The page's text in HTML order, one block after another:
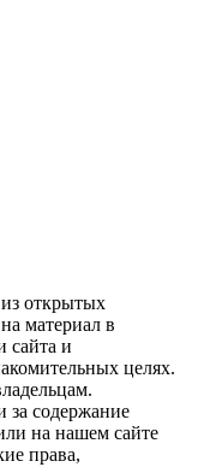
открытых
материал в
сайта и
целях.
за содержание
на нашем сайте
права,